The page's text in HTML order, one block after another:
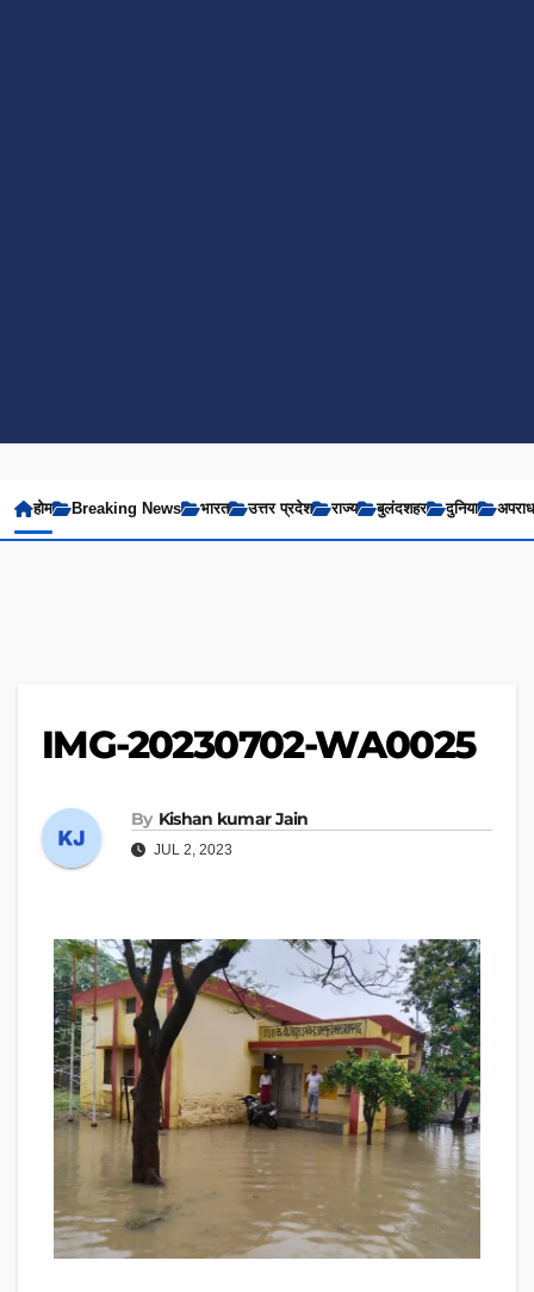
होम Breaking News भारत उत्तर प्रदेश राज्य बुलंदशहर दुनिया अपराध
IMG-20230702-WA0025
By Kishan kumar Jain
JUL 2, 2023